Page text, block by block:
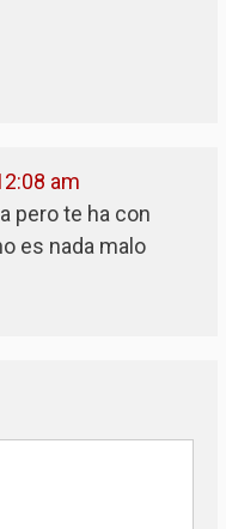
am
pero te ha con
es nada malo